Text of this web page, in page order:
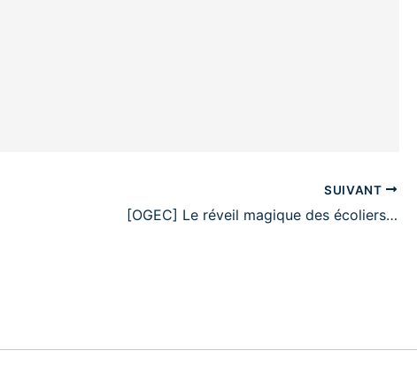
SUIVANT
[OGEC] Le réveil magique des écoliers…